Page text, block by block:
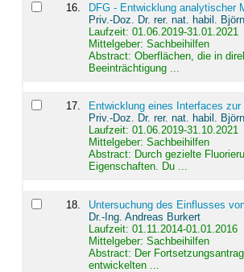
16
DFG - Entwicklung analytischer
Priv.-Doz. Dr. rer. nat. habil.
Laufzeit: 01.06.2019-31.01.2021
Mittelgeber: Sachbeihilfen
Abstract:Oberflächen, die in
Beeinträchtigung ...
17.
Entwicklung eines Interfaces
Priv.-Doz. Dr. rer. nat. habil.
Laufzeit: 01.06.2019-31.10.2021
Mittelgeber: Sachbeihilfen
Abstract: Durch gezielte
Eigenschaften. Du ...
18
Untersuchung des Einflusses
Dr.-Ing. Andreas Burkert
Laufzeit: 01.11.2014-01.01.2016
Mittelgeber: Sachbeihilfen
Abstract: Der
entwickelten ...